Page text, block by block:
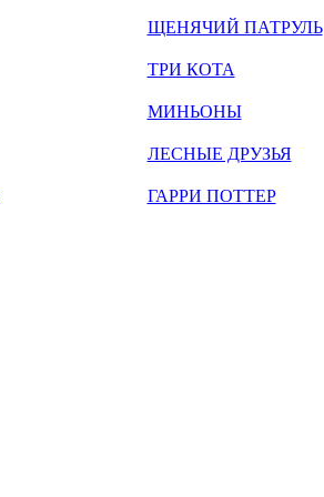
ЩЕНЯЧИЙ ПАТРУЛЬ
ТРИ КОТА
МИНЬОНЫ
ЛЕСНЫЕ ДРУЗЬЯ
ГАРРИ ПОТТЕР